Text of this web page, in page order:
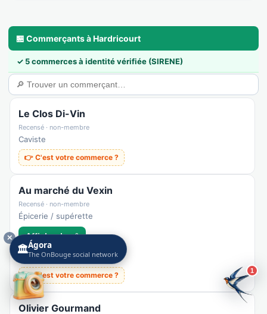
1
🏪 Commerçants à Hardricourt
✓ 5 commerces à identité vérifiée (SIRENE)
Le Clos Di-Vin
Recensé · non-membre
Caviste
👉 C'est votre commerce ?
Au marché du Vexin
Recensé · non-membre
Épicerie / supérette
Afficher le n°
🌐 Voir le site
👉 C'est votre commerce ?
Olivier Gourmand
🏛️Ágora
The OnBouge social network
✕